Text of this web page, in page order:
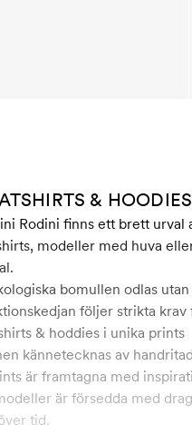
&
Rodini finns ett brett urval
modeller med huva
bomullen odlas
följer strikta
& hoddies i unika prints
kännetecknas av
är framtagna med
är försedda med
tid.